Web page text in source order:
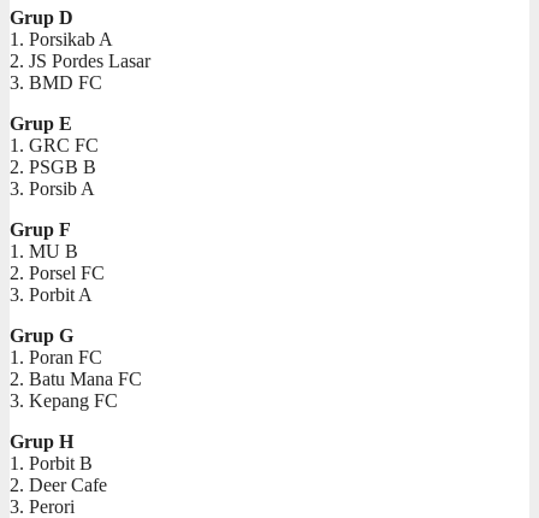
Grup D
1. Porsikab A
2. JS Pordes Lasar
3. BMD FC
Grup E
1. GRC FC
2. PSGB B
3. Porsib A
Grup F
1. MU B
2. Porsel FC
3. Porbit A
Grup G
1. Poran FC
2. Batu Mana FC
3. Kepang FC
Grup H
1. Porbit B
2. Deer Cafe
3. Perori